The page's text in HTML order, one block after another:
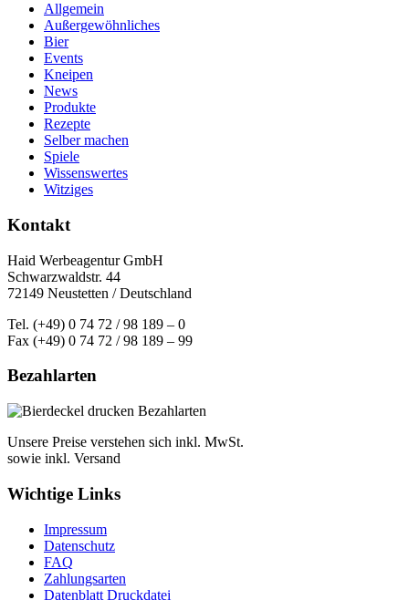
Allgemein
Außergewöhnliches
Bier
Events
Kneipen
News
Produkte
Rezepte
Selber machen
Spiele
Wissenswertes
Witziges
Kontakt
Haid Werbeagentur GmbH
Schwarzwaldstr. 44
72149 Neustetten / Deutschland
Tel. (+49) 0 74 72 / 98 189 – 0
Fax (+49) 0 74 72 / 98 189 – 99
Bezahlarten
Unsere Preise verstehen sich inkl. MwSt.
sowie inkl. Versand
Wichtige Links
Impressum
Datenschutz
FAQ
Zahlungsarten
Datenblatt Druckdatei